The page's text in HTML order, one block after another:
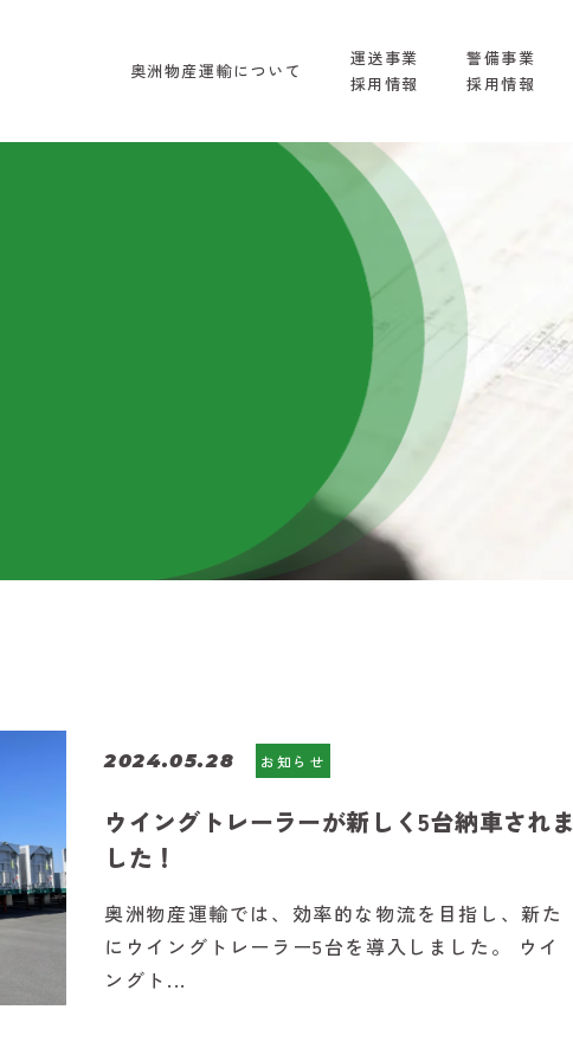
奥洲物産運輸について
運送事業
採用情報
警備事業
採用情報
2024.05.28 お知らせ
ウイングトレーラーが新しく5台納車されま
した！
奥洲物産運輸では、効率的な物流を目指し、新た
にウイングトレーラー5台を導入しました。 ウイ
ングト...